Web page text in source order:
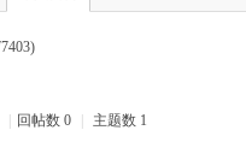
回帖数 0 主题数 1